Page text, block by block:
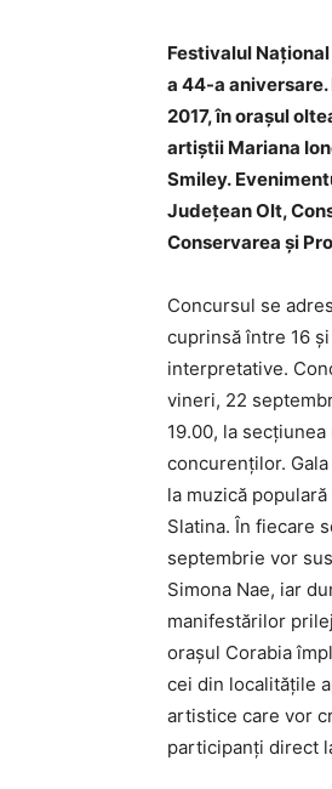
Festivalul
a 44-a
2017, în oraşul
artiştii Mariana
Smiley.
Judeţean Olt,
Conservarea şi
Concursul se
cuprinsă între 16
interpretative.
vineri, 22
19.00, la
concurenţilor.
la muzică
Slatina. În fiecare
septembrie vor
Simona Nae, iar
manifestărilor
oraşul Corabia
cei din localităţile
artistice care vor
participanţi direct